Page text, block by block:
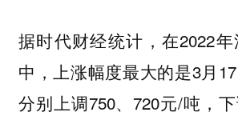
据时代财经统计，在2022
中，上涨幅度最大的是3月
分别上调750、720元/吨，